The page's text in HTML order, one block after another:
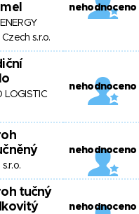
Czech s.r.o.
nehodnoceno
LOGISTIC
nehodnoceno
nehodnoceno
tučný
nehodnoceno